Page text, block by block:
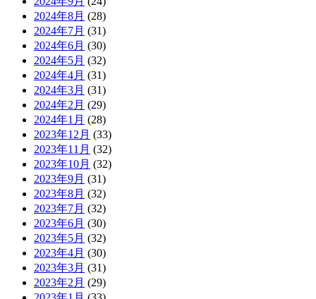
2024年8月 (28)
2024年7月 (31)
2024年6月 (30)
2024年5月 (32)
2024年4月 (31)
2024年3月 (31)
2024年2月 (29)
2024年1月 (28)
2023年12月 (33)
2023年11月 (32)
2023年10月 (32)
2023年9月 (31)
2023年8月 (32)
2023年7月 (32)
2023年6月 (30)
2023年5月 (32)
2023年4月 (30)
2023年3月 (31)
2023年2月 (29)